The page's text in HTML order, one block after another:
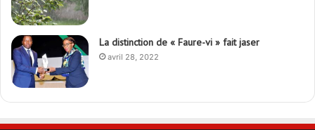
La distinction de « Faure-vi » fait jaser
avril 28, 2022